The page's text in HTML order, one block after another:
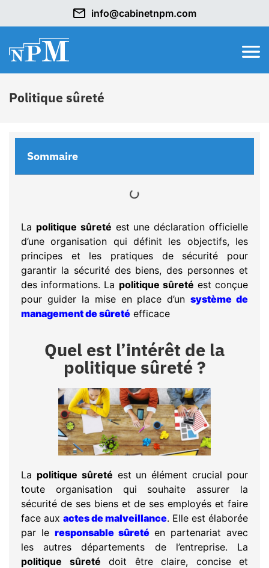
info@cabinetnpm.com
Politique sûreté
Sommaire
La politique sûreté est une déclaration officielle
d’une organisation qui définit les objectifs, les
principes et les pratiques de sécurité pour
garantir la sécurité des biens, des personnes et
des informations. La politique sûreté est conçue
pour guider la mise en place d’unsystème de
management de sûreté efficace
Quel est l’intérêt de la
politique sûreté ?
La politique sûreté est un élément crucial pour
toute organisation qui souhaite assurer la
sécurité de ses biens et de ses employés et faire
face aux actes de malveillance. Elle est élaborée
par le responsable sûretéen partenariat avec
les autres départements de l’entreprise. La
politique sûreté doit être claire, concise et